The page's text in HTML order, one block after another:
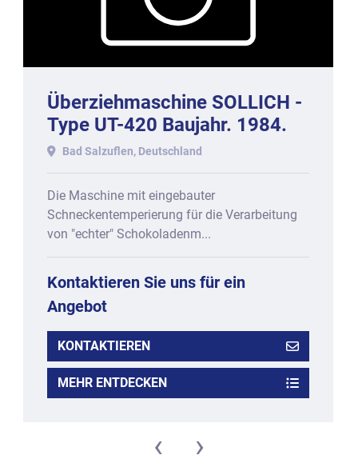
Überziehmaschine SOLLICH -
Type UT-420 Baujahr. 1984.
Bad Salzuflen, Deutschland
Die Maschine mit eingebauter
Schneckentemperierung für die Verarbeitung
von "echter" Schokoladenm...
Kontaktieren Sie uns für ein
Angebot
KONTAKTIEREN
MEHR ENTDECKEN
‹ ›